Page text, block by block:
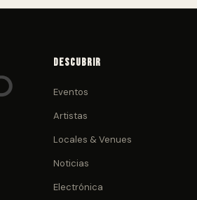
Descubrir
Eventos
Artistas
Locales & Venues
Noticias
Electrónica